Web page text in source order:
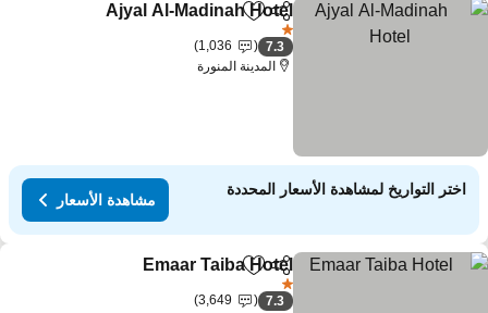
مشاركةAdd to favorites
Ajyal Al-Madinah Hotel
7.3
1,036
المدينة المنورة
اختر التواريخ لمشاهدة الأسعار المحددة
مشاهدة الأسعار
مشاركةAdd to favorites
Emaar Taiba Hotel
7.3
3,649